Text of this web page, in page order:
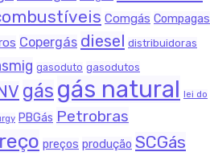
Comgás Compagas
Copergás diesel distribuidoras
gasoduto gasodutos
gás gás natural lei do
PBGás Petrobras
preços produção SCGás